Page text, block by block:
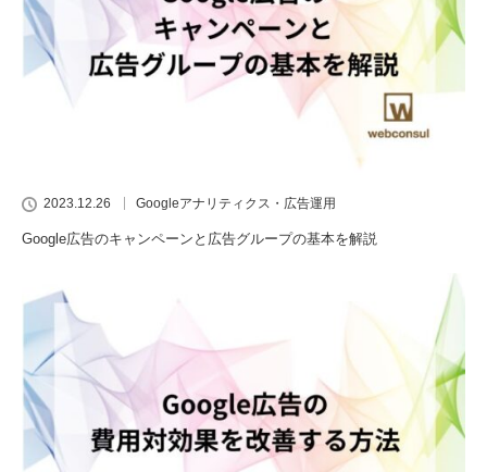
2023.12.26 Googleアナリティクス・広告運用
Google広告のキャンペーンと広告グループの基本を解説